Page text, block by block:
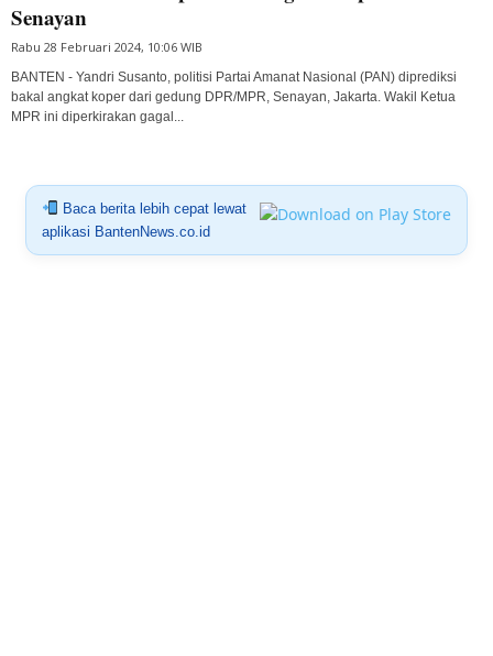
Senayan
Rabu 28 Februari 2024, 10:06 WIB
BANTEN - Yandri Susanto, politisi Partai Amanat Nasional (PAN) diprediksi
bakal angkat koper dari gedung DPR/MPR, Senayan, Jakarta. Wakil Ketua
MPR ini diperkirakan gagal...
Baca berita lebih cepat lewat
aplikasi BantenNews.co.id